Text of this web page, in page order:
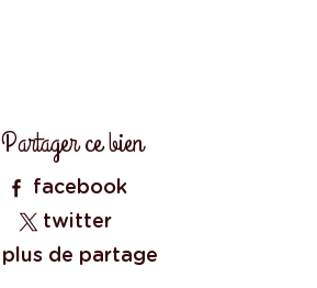
Partager ce bien
facebook
twitter
plus de partage